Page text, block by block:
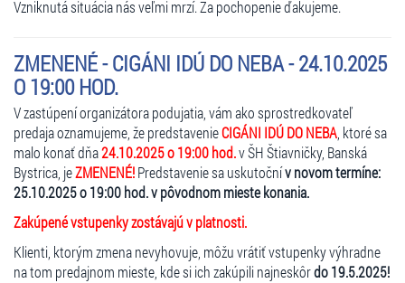
Vzniknutá situácia nás veľmi mrzí. Za pochopenie ďakujeme.
ZMENENÉ - CIGÁNI IDÚ DO NEBA - 24.10.2025
O 19:00 HOD.
V zastúpení organizátora podujatia, vám ako sprostredkovateľ
predaja oznamujeme, že predstavenieCIGÁNI IDÚ DO NEBA, ktoré sa
malo konať dňa24.10.2025 o 19:00 hod.v ŠH Štiavničky, Banská
Bystrica, jeZMENENÉ!Predstavenie sa uskutočnív novom termíne:
25.10.2025 o 19:00 hod. v pôvodnom mieste konania.
Zakúpené vstupenky zostávajú v platnosti.
Klienti, ktorým zmena nevyhovuje, môžu vrátiť vstupenky výhradne
na tom predajnom mieste, kde si ich zakúpili najneskôrdo 19.5.2025!